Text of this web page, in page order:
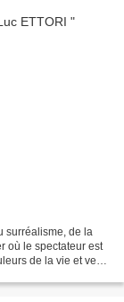
surréalisme, de la
où le spectateur est
de la vie et veut